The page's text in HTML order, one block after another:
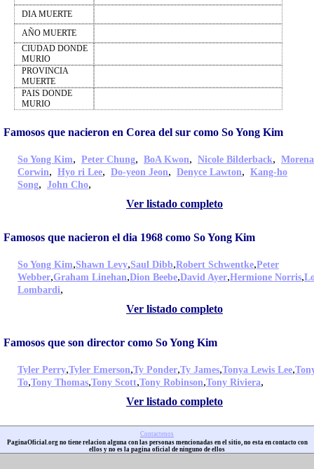
DIA MUERTE
AÑO MUERTE
CIUDAD DONDE
MURIO
PROVINCIA
MUERTE
PAIS DONDE
MURIO
Famosos que nacieron en Corea del sur como So Yong Kim
So Yong Kim, Peter Chung, BoA Kwon, Nicole Bilderback, Morena
Corwin, Hyo ri Lee, Do-yeon Jeon, Denyce Lawton, Kang-ho
Song, John Cho,
Ver listado completo
Famosos que nacieron el dia 1968 como So Yong Kim
So Yong Kim,Shawn Levy,Saul Dibb,Robert Schwentke,Peter
Webber,Graham Linehan,Dion Beebe,David Ayer,Hermione Norris,
Lombardi,
Ver listado completo
Famosos que son director como So Yong Kim
Tyler Perry,Tyler Emerson,Ty Ponder,Ty James,Tonya Lewis Lee,
To,Tony Thomas,Tony Scott,Tony Robinson,Tony Riviera,
Ver listado completo
Contactenos
PaginaOficial.org no tiene relacion alguna con las personas mencionadas en el sitio, no esta en contacto con
ellos y no es la pagina oficial de ninguno de ellos